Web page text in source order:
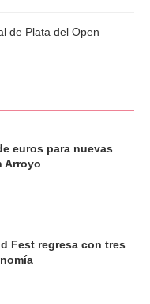
de Plata del Open
euros para nuevas
Arroyo
Fest regresa con tres